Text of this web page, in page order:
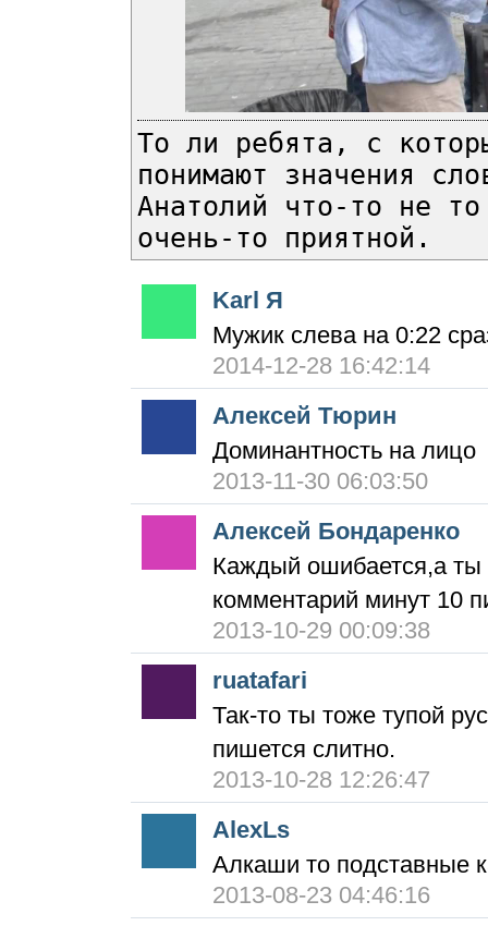
То ли ребята, с
понимают значения
Анатолий что-то не
очень-то приятной.
Karl Я
Мужик слева на 0:22
2014-12-28 16:42:14
Алексей Тюрин
Доминантность на лицо
2013-11-30 06:03:50
Алексей Бондаренко
Каждый ошибается,а ты
комментарий минут 10
2013-10-29 00:09:38
ruatafari
Так-то ты тоже тупой
пишется слитно.
2013-10-28 12:26:47
AlexLs
Алкаши то подставные
2013-08-23 04:46:16